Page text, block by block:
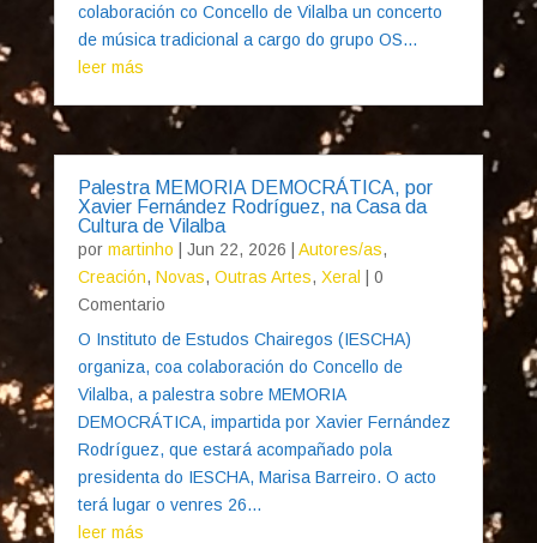
colaboración co Concello de Vilalba un concerto
de música tradicional a cargo do grupo OS...
leer más
Palestra MEMORIA DEMOCRÁTICA, por
Xavier Fernández Rodríguez, na Casa da
Cultura de Vilalba
por martinho Jun 22, 2026 Autores/as,
Creación, Novas, Outras Artes, Xeral
| 0
Comentario
O Instituto de Estudos Chairegos (IESCHA)
organiza, coa colaboración do Concello de
Vilalba, a palestra sobre MEMORIA
DEMOCRÁTICA, impartida por Xavier Fernández
Rodríguez, que estará acompañado pola
presidenta do IESCHA, Marisa Barreiro. O acto
terá lugar o venres 26...
leer más